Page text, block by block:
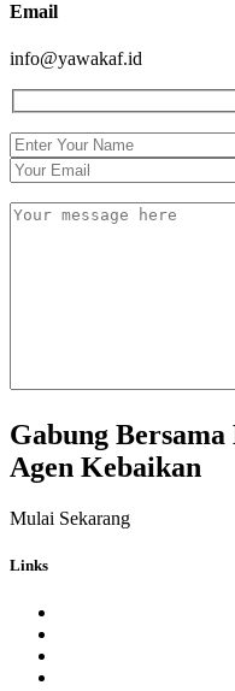
Email
info@yawakaf.id
Gabung
Agen Kebaikan
Mulai Sekarang
Links